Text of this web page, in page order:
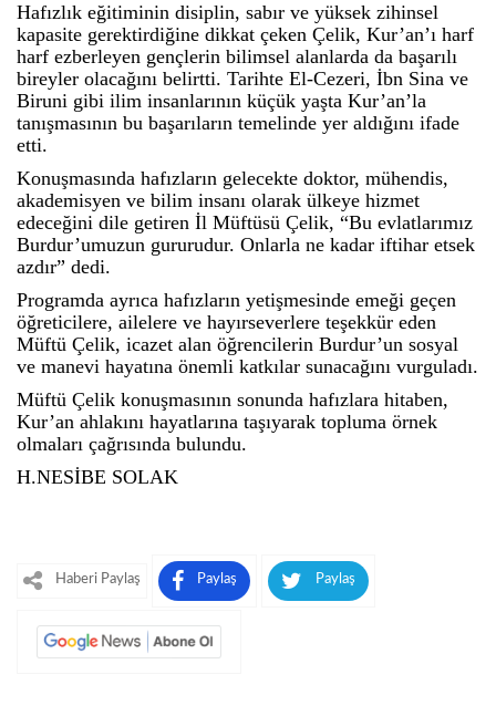
Hafızlık eğitiminin disiplin, sabır ve yüksek zihinsel
kapasite gerektirdiğine dikkat çeken Çelik, Kur’an’ı harf
harf ezberleyen gençlerin bilimsel alanlarda da başarılı
bireyler olacağını belirtti. Tarihte El-Cezeri, İbn Sina ve
Biruni gibi ilim insanlarının küçük yaşta Kur’an’la
tanışmasının bu başarıların temelinde yer aldığını ifade
etti.
Konuşmasında hafızların gelecekte doktor, mühendis,
akademisyen ve bilim insanı olarak ülkeye hizmet
edeceğini dile getiren İl Müftüsü Çelik, “Bu evlatlarımız
Burdur’umuzun gururudur. Onlarla ne kadar iftihar etsek
azdır” dedi.
Programda ayrıca hafızların yetişmesinde emeği geçen
öğreticilere, ailelere ve hayırseverlere teşekkür eden
Müftü Çelik, icazet alan öğrencilerin Burdur’un sosyal
ve manevi hayatına önemli katkılar sunacağını vurguladı.
Müftü Çelik konuşmasının sonunda hafızlara hitaben,
Kur’an ahlakını hayatlarına taşıyarak topluma örnek
olmaları çağrısında bulundu.
H.NESİBE SOLAK
Haberi Paylaş Paylaş Paylaş